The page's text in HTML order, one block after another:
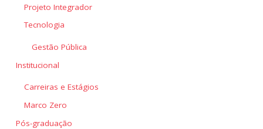
Projeto Integrador
Tecnologia
Gestão Pública
Institucional
Carreiras e Estágios
Marco Zero
Pós-graduação